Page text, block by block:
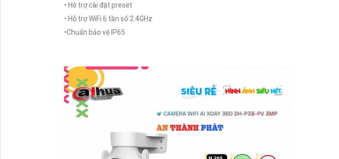
• Hô trợ cài đặt preset
• Hỗ trợ WiFi 6 tần số 2.4GHz
•Chuẩn bảo vệ IP65